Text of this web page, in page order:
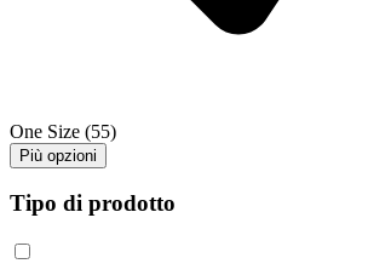
One Size (55)
Più opzioni
Tipo di prodotto